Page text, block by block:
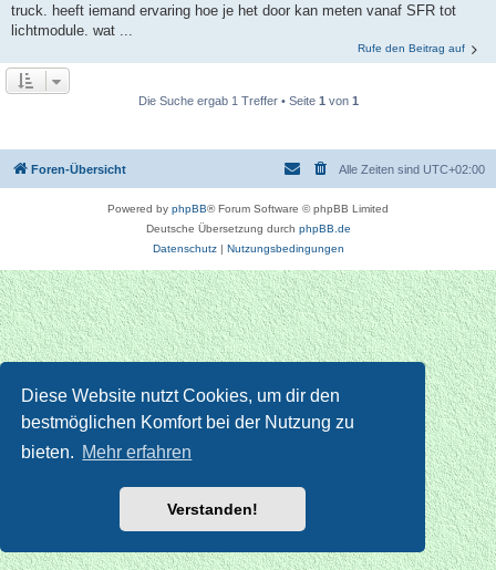
Diese Website nutzt Cookies, um dir den
bestmöglichen Komfort bei der Nutzung zu
bieten. Mehr erfahren
Verstanden!
truck. heeft iemand ervaring hoe je het door kan meten vanaf SFR tot
lichtmodule. wat ...
Rufe den Beitrag auf
Die Suche ergab 1 Treffer • Seite 1 von 1
Foren-Übersicht Alle Zeiten sind UTC+02:00
Powered by phpBB® Forum Software © phpBB Limited
Deutsche Übersetzung durch phpBB.de
Datenschutz| Nutzungsbedingungen